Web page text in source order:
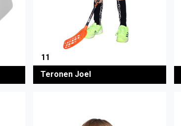
11
Teronen Joel